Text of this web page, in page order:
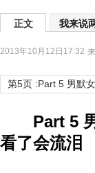
正文 我来说
2013年10月12日17:32
第5页 :Part 5 男默
Part 5 男
看了会流泪